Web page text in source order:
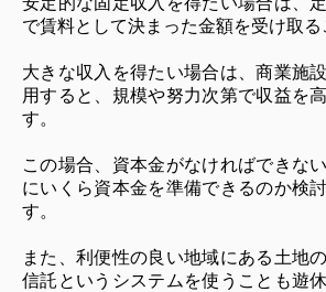
で賃料として決まった金額を受け取る
大きな収入を得たい場合は、商業施
用すると、規模や努力次第で収益を
す。
この場合、資本金がなければできな
にいくら資本金を準備できるのか検
す。
また、利便性の良い地域にある土地
信託というシステムを使うことも遊